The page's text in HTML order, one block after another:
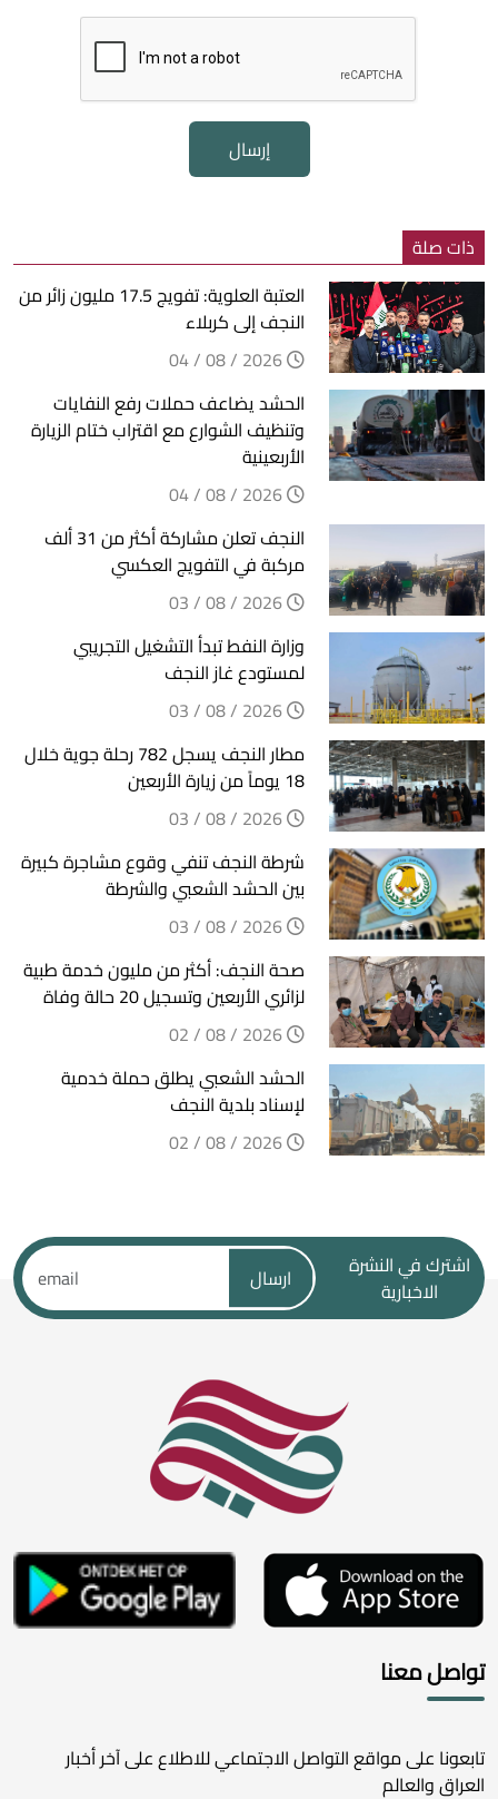
إرسال
ذات صلة
العتبة العلوية: تفويج 17.5 مليون زائر من
النجف إلى كربلاء
الحشد يضاعف حملات رفع النفايات
وتنظيف الشوارع مع اقتراب ختام الزيارة
الأربعينية
النجف تعلن مشاركة أكثر من 31 ألف
مركبة في التفويج العكسي
وزارة النفط تبدأ التشغيل التجريبي
لمستودع غاز النجف
مطار النجف يسجل 782 رحلة جوية خلال
18 يوماً من زيارة الأربعين
شرطة النجف تنفي وقوع مشاجرة كبيرة
بين الحشد الشعبي والشرطة
صحة النجف: أكثر من مليون خدمة طبية
لزائري الأربعين وتسجيل 20 حالة وفاة
الحشد الشعبي يطلق حملة خدمية
لإسناد بلدية النجف
اشترك في النشرة
الاخبارية
ارسال
تواصل معنا
تابعونا على مواقع التواصل الاجتماعي للاطلاع على آخر أخبار
العراق والعالم